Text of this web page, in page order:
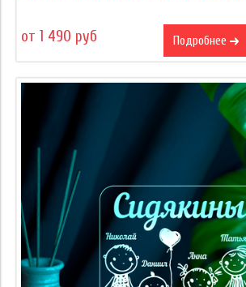
от 1 490 руб Подробнее